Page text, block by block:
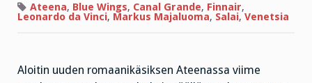
Ateena, Blue Wings, Canal Grande, Finnair,
Leonardo da Vinci, Markus Majaluoma, Salai, Venetsia
Aloitin uuden romaanikäsiksen Ateenassa viime